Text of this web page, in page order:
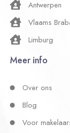
Antwerpen
Vlaams
Limburg
Meer info
Over ons
Blog
Voor